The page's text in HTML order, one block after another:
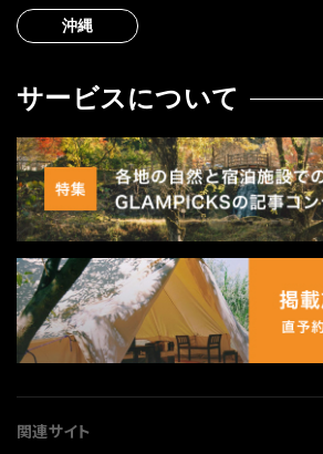
沖縄
サービスについて
関連サイト